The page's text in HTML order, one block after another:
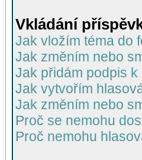
Vkládání
Jak vložím téma do
Jak změním nebo
Jak přidám podpis
Jak vytvořím
Jak změním nebo
Proč se nemohu
Proč nemohu